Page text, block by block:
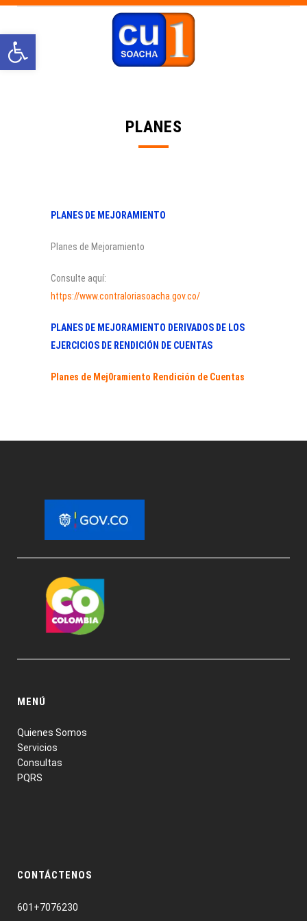
Abrir barra de herramientas
PLANES
PLANES DE MEJORAMIENTO
Planes de Mejoramiento
Consulte aquí:
https://www.contraloriasoacha.gov.co/
PLANES DE MEJORAMIENTO DERIVADOS DE LOS
EJERCICIOS DE RENDICIÓN DE CUENTAS
Planes de Mej0ramiento Rendición de Cuentas
MENÚ
Quienes Somos
Servicios
Consultas
PQRS
CONTÁCTENOS
601+7076230